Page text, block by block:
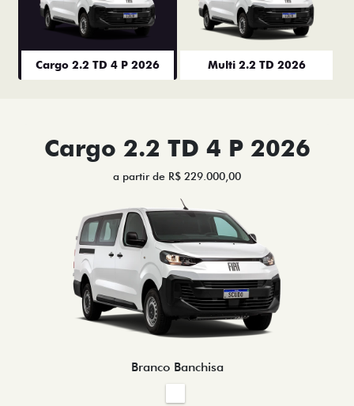
Cargo 2.2 TD 4 P 2026 Multi 2.2 TD 2026
Cargo 2.2 TD 4 P 2026
a partir de R$ 229.000,00
Branco Banchisa